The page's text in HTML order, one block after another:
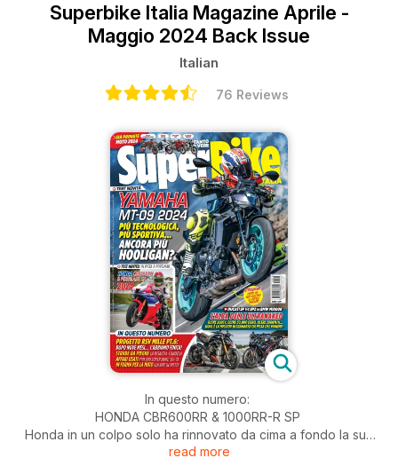
Superbike Italia Magazine Aprile -
Maggio 2024 Back Issue
Italian
76 Reviews
In questo numero:
HONDA CBR600RR & 1000RR-R SP
Honda in un colpo solo ha rinnovato da cima a fondo la sua
ammiraglia Fireblade SP e riportato in Europa la CBR600RR,
read more